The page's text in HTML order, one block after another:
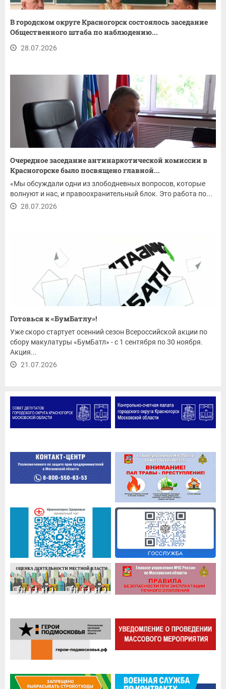
В городском округе Красногорск состоялось заседание
Общественного штаба по наблюдению...
28.07.2026
Очередное заседание антинаркотической комиссии в
Красногорске было посвящено главной...
«Мы обсуждали одни из злободневных вопросов, которые
волнуют и нас, и правоохранительный блок. Это работа по...
28.07.2026
Готовься к «БумБатлу»!
Уже скоро стартует осенний сезон Всероссийской акции по
сбору макулатуры «БумБатл» - с 1 сентября по 30 ноября.
Акция...
21.07.2026